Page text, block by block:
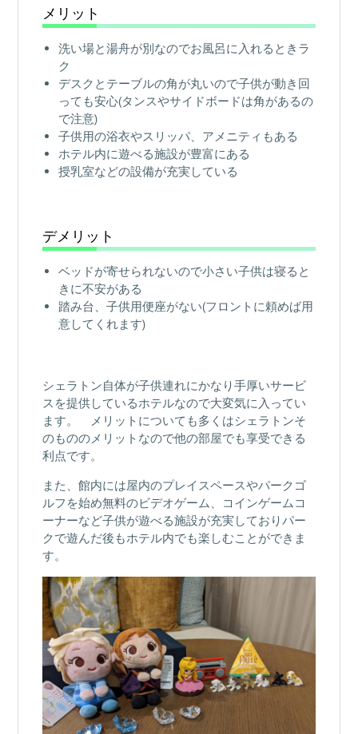
メリット
洗い場と湯舟が別なのでお風呂に入れるときラ
ク
デスクとテーブルの角が丸いので子供が動き回
っても安心(タンスやサイドボードは角があるの
で注意)
子供用の浴衣やスリッパ、アメニティもある
ホテル内に遊べる施設が豊富にある
授乳室などの設備が充実している
デメリット
ベッドが寄せられないので小さい子供は寝ると
きに不安がある
踏み台、子供用便座がない(フロントに頼めば用
意してくれます)
シェラトン自体が子供連れにかなり手厚いサービ
スを提供しているホテルなので大変気に入ってい
ます。 メリットについても多くはシェラトンそ
のもののメリットなので他の部屋でも享受できる
利点です。
また、館内には屋内のプレイスペースやパークゴ
ルフを始め無料のビデオゲーム、コインゲームコ
ーナーなど子供が遊べる施設が充実しておりパー
クで遊んだ後もホテル内でも楽しむことができま
す。